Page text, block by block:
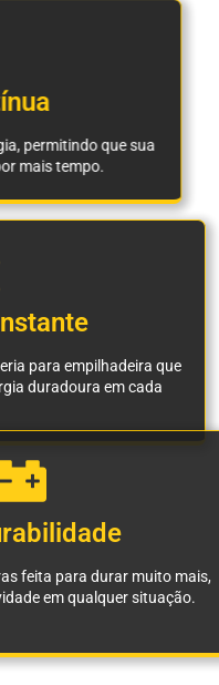
permitindo que sua
por mais tempo.
duradoura em cada
para durar muito mais,
qualquer situação.